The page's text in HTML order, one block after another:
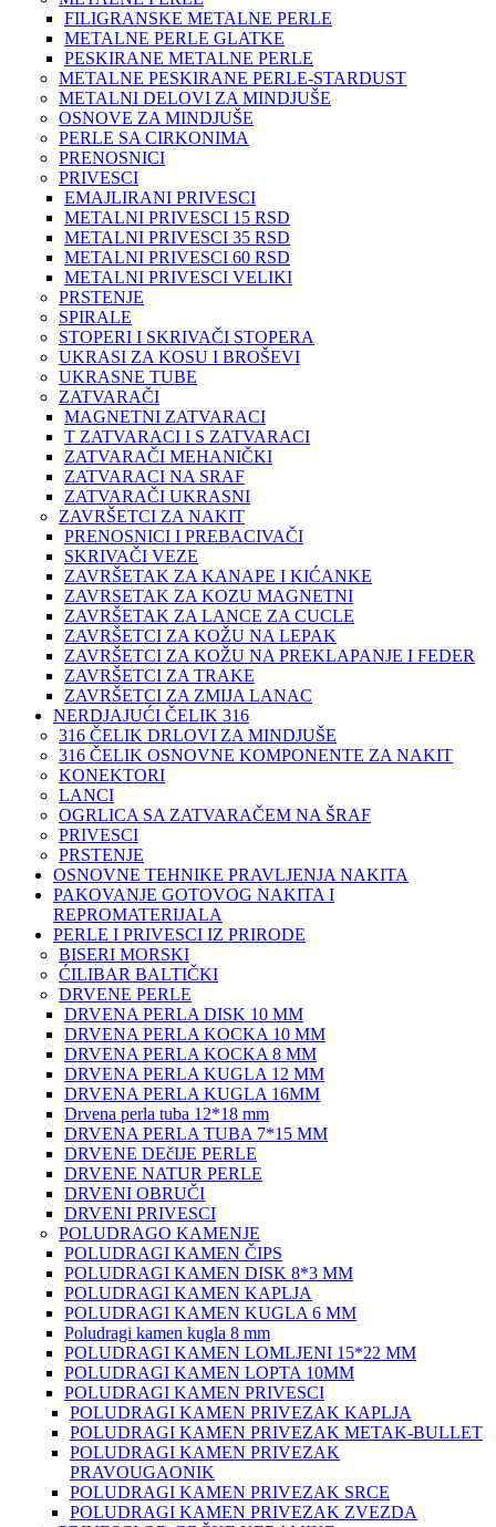
FILIGRANSKE METALNE PERLE
METALNE PERLE GLATKE
PESKIRANE METALNE PERLE
METALNE PESKIRANE PERLE-STARDUST
METALNI DELOVI ZA MINDJUŠE
OSNOVE ZA MINDJUŠE
PERLE SA CIRKONIMA
PRENOSNICI
PRIVESCI
EMAJLIRANI PRIVESCI
METALNI PRIVESCI 15 RSD
METALNI PRIVESCI 35 RSD
METALNI PRIVESCI 60 RSD
METALNI PRIVESCI VELIKI
PRSTENJE
SPIRALE
STOPERI I SKRIVAČI STOPERA
UKRASI ZA KOSU I BROŠEVI
UKRASNE TUBE
ZATVARAČI
MAGNETNI ZATVARACI
T ZATVARACI I S ZATVARACI
ZATVARAČI MEHANIČKI
ZATVARACI NA SRAF
ZATVARAČI UKRASNI
ZAVRŠETCI ZA NAKIT
PRENOSNICI I PREBACIVAČI
SKRIVAČI VEZE
ZAVRŠETAK ZA KANAPE I KIĆANKE
ZAVRSETAK ZA KOZU MAGNETNI
ZAVRŠETAK ZA LANCE ZA CUCLE
ZAVRŠETCI ZA KOŽU NA LEPAK
ZAVRŠETCI ZA KOŽU NA PREKLAPANJE I FEDER
ZAVRŠETCI ZA TRAKE
ZAVRŠETCI ZA ZMIJA LANAC
NERDJAJUĆI ČELIK 316
316 ČELIK DRLOVI ZA MINDJUŠE
316 ČELIK OSNOVNE KOMPONENTE ZA NAKIT
KONEKTORI
LANCI
OGRLICA SA ZATVARAČEM NA ŠRAF
PRIVESCI
PRSTENJE
OSNOVNE TEHNIKE PRAVLJENJA NAKITA
PAKOVANJE GOTOVOG NAKITA I
REPROMATERIJALA
PERLE I PRIVESCI IZ PRIRODE
BISERI MORSKI
ĆILIBAR BALTIČKI
DRVENE PERLE
DRVENA PERLA DISK 10 MM
DRVENA PERLA KOCKA 10 MM
DRVENA PERLA KOCKA 8 MM
DRVENA PERLA KUGLA 12 MM
DRVENA PERLA KUGLA 16MM
Drvena perla tuba 12*18 mm
DRVENA PERLA TUBA 7*15 MM
DRVENE DEčIJE PERLE
DRVENE NATUR PERLE
DRVENI OBRUČI
DRVENI PRIVESCI
POLUDRAGO KAMENJE
POLUDRAGI KAMEN ČIPS
POLUDRAGI KAMEN DISK 8*3 MM
POLUDRAGI KAMEN KAPLJA
POLUDRAGI KAMEN KUGLA 6 MM
Poludragi kamen kugla 8 mm
POLUDRAGI KAMEN LOMLJENI 15*22 MM
POLUDRAGI KAMEN LOPTA 10MM
POLUDRAGI KAMEN PRIVESCI
POLUDRAGI KAMEN PRIVEZAK KAPLJA
POLUDRAGI KAMEN PRIVEZAK METAK-BULLET
POLUDRAGI KAMEN PRIVEZAK
PRAVOUGAONIK
POLUDRAGI KAMEN PRIVEZAK SRCE
POLUDRAGI KAMEN PRIVEZAK ZVEZDA